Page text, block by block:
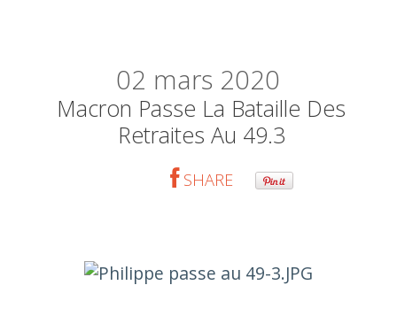
02 mars 2020
Macron Passe La Bataille Des
Retraites Au 49.3
SHARE